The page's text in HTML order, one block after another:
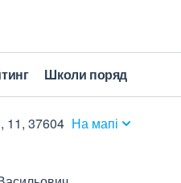
Школи поряд
11, 37604 На мапі